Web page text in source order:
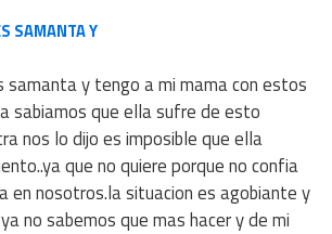
SAMANTA Y
samanta y tengo a mi mama con estos
sabiamos que ella sufre de esto
nos lo dijo es imposible que ella
que no quiere porque no confia
en nosotros.la situacion es agobiante y
no sabemos que mas hacer y de mi